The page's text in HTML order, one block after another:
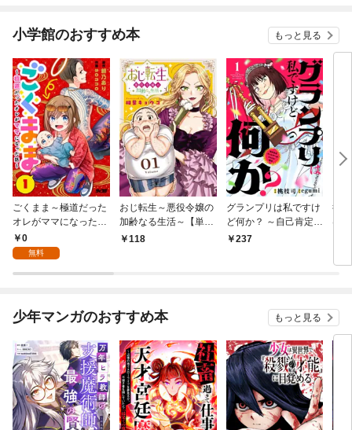
小学館のおすすめ本 もっと見る
ごくまま～極道だった
オレがママになった話
～【単話】（１）
0
無料
おじ転生～悪役令嬢の
加齢なる生活～【単
話】（１）
118
グランプリは私ですけ
ど何か？ ～自己肯定モ
ンスターのミスコン無
237
後
は
少年マンガのおすすめ本 もっと見る